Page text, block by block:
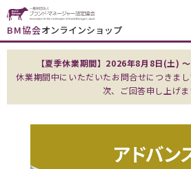
BM協会オンラインショップ
【夏季休業期間】2026年8月8日(土)
休業期間中にいただいたお問合せにつきま
次、ご回答申し上げま